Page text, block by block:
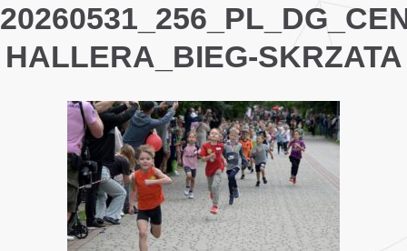
HALLERA_BIEG-SKRZATA